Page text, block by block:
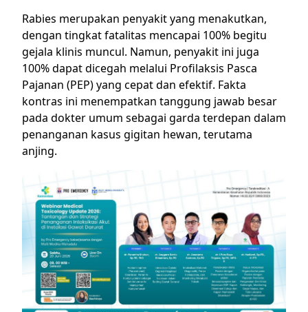
Rabies merupakan penyakit yang menakutkan,
dengan tingkat fatalitas mencapai 100% begitu
gejala klinis muncul. Namun, penyakit ini juga
100% dapat dicegah melalui Profilaksis Pasca
Pajanan (PEP) yang cepat dan efektif. Fakta
kontras ini menempatkan tanggung jawab besar
pada dokter umum sebagai garda terdepan dalam
penanganan kasus gigitan hewan, terutama
anjing.